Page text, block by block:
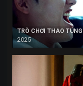
TRÒ CHƠI THAO TÚNG
2025